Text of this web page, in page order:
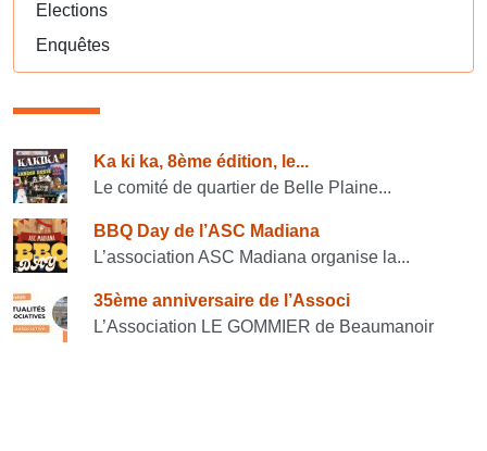
Elections
Enquêtes
Consulter également
Ka ki ka, 8ème édition, le...
Le comité de quartier de Belle Plaine...
BBQ Day de l’ASC Madiana
L’association ASC Madiana organise la...
35ème anniversaire de l’Associ
L’Association LE GOMMIER de Beaumanoir